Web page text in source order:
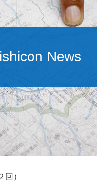
会社概要
News
回）